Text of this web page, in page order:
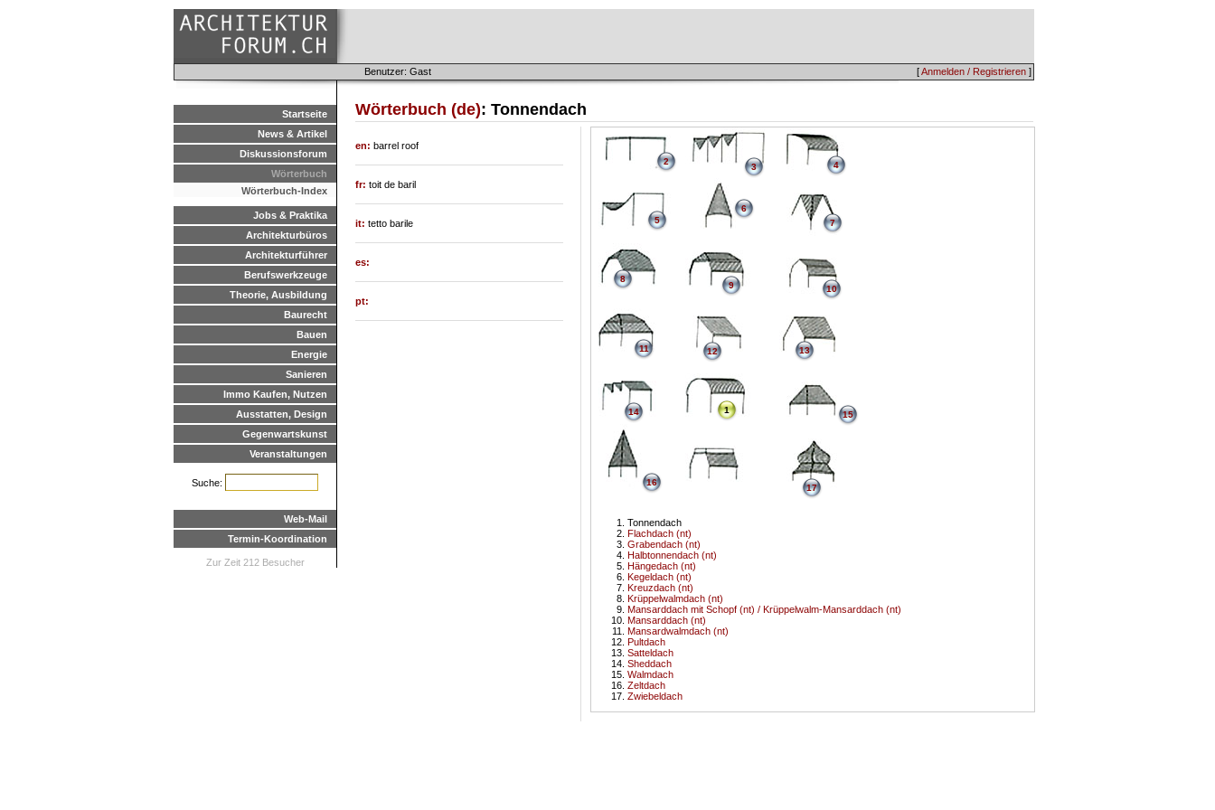
[Anmelden / Registrieren ]
Benutzer: Gast
Startseite
News & Artikel
Diskussionsforum
Wörterbuch
Wörterbuch-Index
Jobs & Praktika
Architekturbüros
Architekturführer
Berufswerkzeuge
Theorie, Ausbildung
Baurecht
Bauen
Energie
Sanieren
Immo Kaufen, Nutzen
Ausstatten, Design
Gegenwartskunst
Veranstaltungen
Suche:
Web-Mail
Termin-Koordination
Zur Zeit 212 Besucher
Wörterbuch (de): Tonnendach
1
Tonnendach
Flachdach (nt)
2
Grabendach (nt)
3
Halbtonnendach (nt)
4
Hängedach (nt)
5
Kegeldach (nt)
6
Kreuzdach (nt)
7
Krüppelwalmdach (nt)
8
Mansarddach mit Schopf (nt) / Krüppelwalm-Mansarddach (nt)
9
Mansarddach (nt)
10
Mansardwalmdach (nt)
11
Pultdach
12
Satteldach
13
Sheddach
14
Walmdach
15
Zeltdach
16
Zwiebeldach
17
en: barrel roof
fr: toit de baril
it: tetto barile
es:
pt: